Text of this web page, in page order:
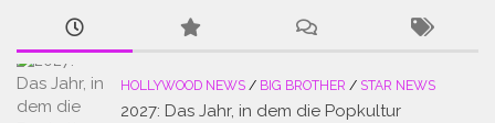
HOLLYWOOD NEWS / BIG BROTHER / STAR NEWS
2027: Das Jahr, in dem die Popkultur